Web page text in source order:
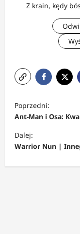
Z krain, kędy
o
b
a
Poprzedni:
Ant-Man i Osa:
Dalej:
Warrior Nun |